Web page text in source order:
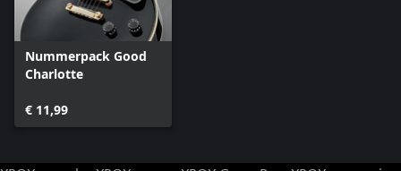
Nummerpack Good
Charlotte
€ 11,99